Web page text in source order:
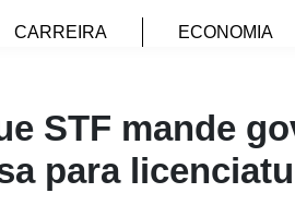
CARREIRA ECONOMIA
STF mande
para